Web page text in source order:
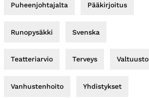
Puheenjohtajalta Pääkirjoitus
Runopysäkki Svenska
Teatteriarvio Terveys Valtuusto
Vanhustenhoito Yhdistykset